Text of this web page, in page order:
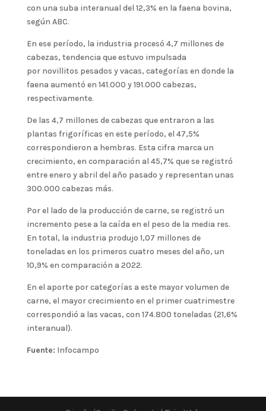
con una suba interanual del 12,3% en la faena bovina,
según ABC.
En ese período, la industria procesó 4,7 millones de
cabezas, tendencia que estuvo impulsada
por novillitos pesados y vacas, categorías en donde la
faena aumentó en 141.000 y 191.000 cabezas,
respectivamente.
De las 4,7 millones de cabezas que entraron a las
plantas frigoríficas en este período, el 47,5%
correspondieron a hembras. Esta cifra marca un
crecimiento, en comparación al 45,7% que se registró
entre enero y abril del año pasado y representan unas
300.000 cabezas más.
Por el lado de la producción de carne, se registró un
incremento pese a la caída en el peso de la media res.
En total, la industria produjo 1,07 millones de
toneladas en los primeros cuatro meses del año, un
10,9% en comparación a 2022.
En el aporte por categorías a este mayor volumen de
carne, el mayor crecimiento en el primer cuatrimestre
correspondió a las vacas, con 174.800 toneladas (21,6%
interanual).
Fuente: Infocampo